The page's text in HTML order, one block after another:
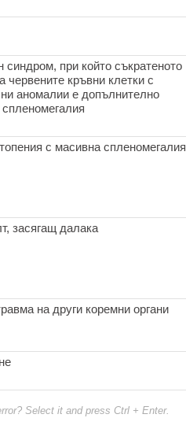
синдром, при който съкратеното
червените кръвни клетки с
аномалии е допълнително
с масивна спленомегалия
засягащ далака
на други коремни органи
Select it and press Ctrl + Enter.